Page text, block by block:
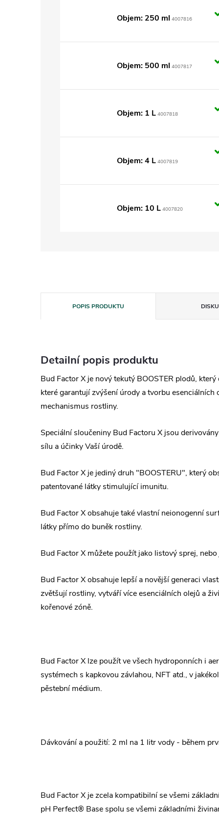
Objem: 250 ml 4007816
Objem: 500 ml 4007817
Objem: 1 L 4007818
Objem: 4 L 4007819
Objem: 10 L 4007820
POPIS PRODUKTU
Detailní popis produktu
Bud Factor X je nový tekutý BOOSTER plodů,
které garantují zvýšení úrody a tvorbu
mechanismus rostliny.
Speciální sloučeniny Bud Factoru X jsou
sílu a účinky Vaší úrodě.
Bud Factor X je jediný druh "BOOSTERU", který
patentované látky stimulující imunitu.
Bud Factor X obsahuje také vlastní neionogenní
látky přímo do buněk rostliny.
Bud Factor X můžete použít jako listový sprej,
Bud Factor X obsahuje lepší a novější generaci
zvětšují rostliny, vytváří více esenciálních olejů a
kořenové zóně.
Bud Factor X lze použít ve všech hydroponních i
systémech s kapkovou závlahou, NFT atd., v
pěstební médium.
Dávkování a použití: 2 ml na 1 litr vody - během
Bud Factor X je zcela kompatibilní se všemi
pH Perfect® Base spolu se všemi základními